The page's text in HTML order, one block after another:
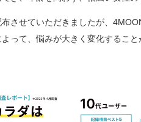
させていただきましたが、
って、悩みが大きく変化すること